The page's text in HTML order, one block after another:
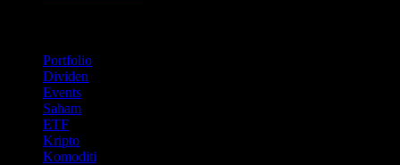
Portfolio
Dividen
Events
Saham
ETF
Kripto
Komoditi